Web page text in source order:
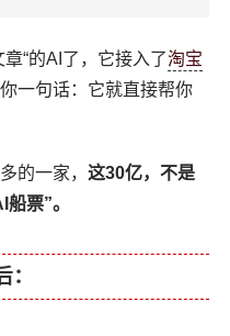
“的AI了，它接入了淘宝
一句话：它就直接帮你
的一家，这30亿，不是
票”。
：